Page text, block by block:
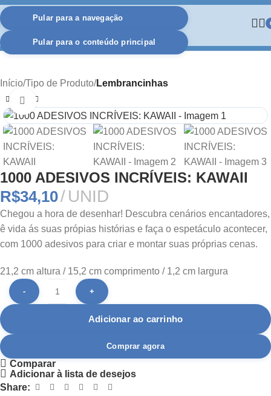
Pular para a navegação
Pular para o conteúdo principal
Início Tipo de Produto Lembrancinhas
Clique para ampliar
1000 ADESIVOS INCRÍVEIS: KAWAII
R$34,10 UNID
Chegou a hora de desenhar! Descubra cenários encantadores,
ê vida ás suas própias histórias e faça o espetáculo acontecer,
com 1000 adesivos para criar e montar suas próprias cenas.
21,2 cm altura / 15,2 cm comprimento / 1,2 cm largura
Adicionar ao carrinho
Comprar agora
Comparar
Adicionar à lista de desejos
Share: